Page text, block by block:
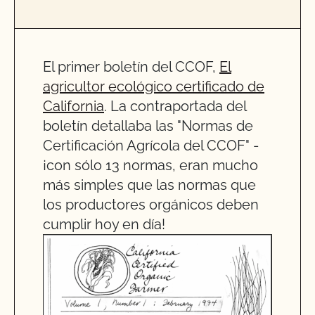
El primer boletín del CCOF, El
agricultor ecológico certificado de
California. La contraportada del
boletín detallaba las "Normas de
Certificación Agrícola del CCOF" -
¡con sólo 13 normas, eran mucho
más simples que las normas que
los productores orgánicos deben
cumplir hoy en día!